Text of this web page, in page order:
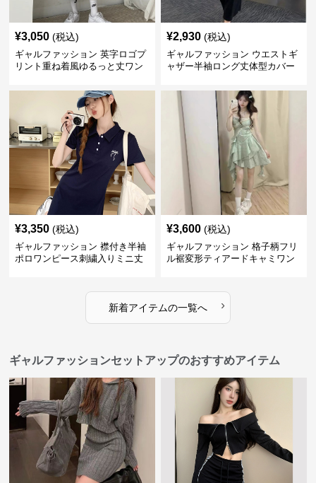
¥3,050 (税込)
ギャルファッション 英字ロゴプ
リント重ね着風ゆるっと丈ワン
¥2,930 (税込)
ギャルファッション ウエストギ
ャザー半袖ロング丈体型カバー
¥3,350 (税込)
ギャルファッション 襟付き半袖
ポロワンピース刺繍入りミニ丈
¥3,600 (税込)
ギャルファッション 格子柄フリ
ル裾変形ティアードキャミワン
新着アイテムの一覧へ ›
ギャルファッションセットアップのおすすめアイテム